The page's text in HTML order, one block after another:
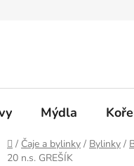
Mýdla
Domů
/ Čaje a bylinky / Bylinky /
20 n.s. GREŠÍK